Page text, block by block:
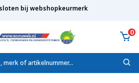
bij webshopkeurmerk
0